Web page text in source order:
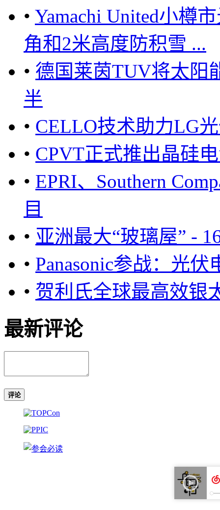
• Yamachi United小樽
角和2米高度防积雪 ...
• 德国莱茵TUV将太阳
半
• CELLO技术助力LG
• CPVT正式推出晶硅
• EPRI、Southern
目
• 亚洲最大“玻璃屋” -
• Panasonic参战：光
• 贺利氏全球最高效银
最新评论
评论